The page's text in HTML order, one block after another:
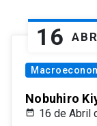
16 ABR
Nobuhiro
16 de Abril